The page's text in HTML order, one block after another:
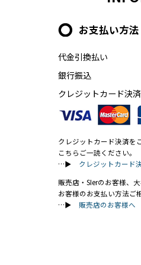
お支払い方法
代金引換払い
銀行振込
クレジットカード決済
クレジットカード決済を
こちらご一読ください。
…▶ クレジットカード
販売店・SIerのお客様、
お客様のお支払い方法ご
…▶ 販売店のお客様へ